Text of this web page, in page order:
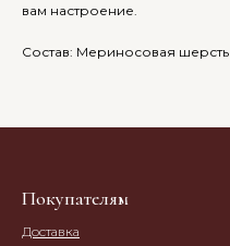
вам настроение.
Состав: Мериносовая шерсть
Покупателям
Доставка